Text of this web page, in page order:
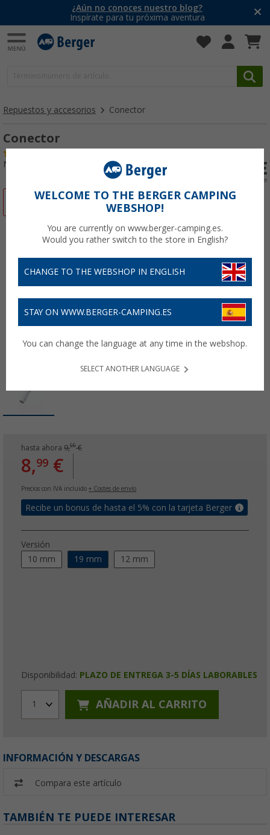
¿Aún no conoces nuestro blog?
Inspírate para tu próxima aventura
Repuestos y accesorios Conector
Conector
Nº de artículo 129940
-10%
hasta ahora 9,99€
8,99 €
Precios con IVA incluido + Costes de envío
Recibe un bonus de hasta el 5% con la tarjeta Berger
Versión
10 mm
19 mm 12 mm
Disponibilidad: PLAZO DE ENTREGA 3-5 DÍAS LABORABLES
1 AÑADIR AL CARRITO
INFORMACIÓN Y DESCARGAS
Compara este artículo
TAMBIÉN TE PUEDE INTERESAR
WELCOME TO THE BERGER CAMPING
WEBSHOP!
You are currently on www.berger-camping.es.
Would you rather switch to the store in English?
CHANGE TO THE WEBSHOP IN ENGLISH
STAY ON WWW.BERGER-CAMPING.ES
You can change the language at any time in the webshop.
SELECT ANOTHER LANGUAGE